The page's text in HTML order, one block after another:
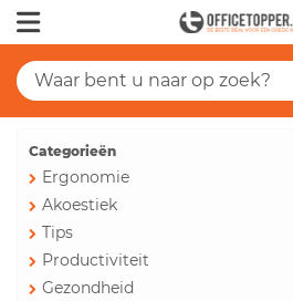
Categorieën
Ergonomie
Akoestiek
Tips
Productiviteit
Gezondheid